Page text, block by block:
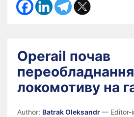
Operail почав
переобладнання
локомотиву на
Author: Batrak Oleksandr— Editor-